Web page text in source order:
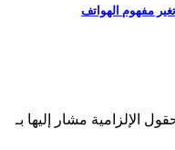
الإلزامية مشار إليها بـ